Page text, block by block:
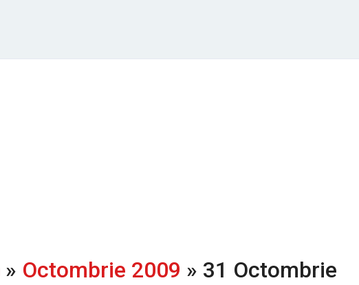
» Octombrie 2009 » 31 Octombrie